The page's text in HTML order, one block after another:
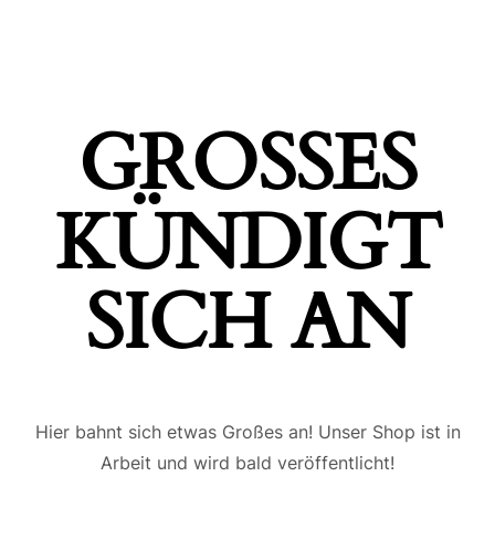
GROSSES K
ÜNDIGT S
ICH AN
Hier bahnt sich etwas Großes an! Unser Shop ist in
Arbeit und wird bald veröffentlicht!